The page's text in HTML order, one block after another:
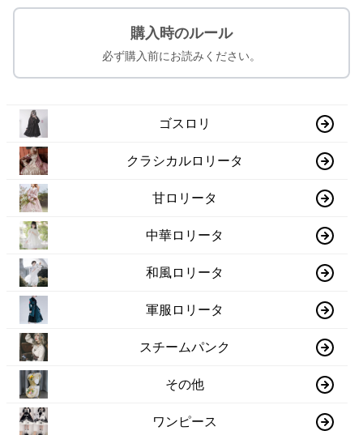
購入時のルール
必ず購入前にお読みください。
ゴスロリ
クラシカルロリータ
甘ロリータ
中華ロリータ
和風ロリータ
軍服ロリータ
スチームパンク
その他
ワンピース